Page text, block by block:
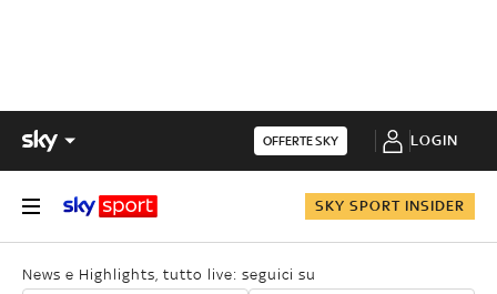
OFFERTE SKY LOGIN
SKY SPORT INSIDER
News e Highlights, tutto live: seguici su